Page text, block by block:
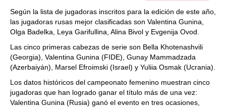
Según la lista de jugadoras inscritos para la edición de este año,
las jugadoras rusas mejor clasificadas son Valentina Gunina,
Olga Badelka, Leya Garifullina, Alina Bivol y Evgenija Ovod.
Las cinco primeras cabezas de serie son Bella Khotenashvili
(Georgia), Valentina Gunina (FIDE), Gunay Mammadzada
(Azerbaiyán), Marsel Efroimski (Israel) y Yuliia Osmak (Ucrania).
Los datos históricos del campeonato femenino muestran cinco
jugadoras que han logrado ganar el título más de una vez:
Valentina Gunina (Rusia) ganó el evento en tres ocasiones,